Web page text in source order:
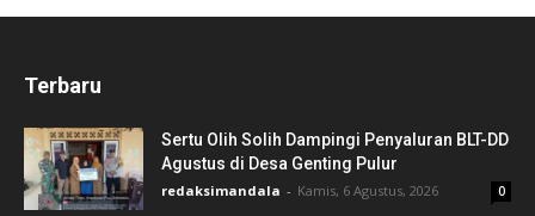
Terbaru
Sertu Olih Solih Dampingi Penyaluran BLT-DD
Agustus di Desa Genting Pulur
redaksimandala - Kamis, 6 Agustus, 2026 0